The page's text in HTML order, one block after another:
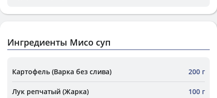
Ингредиенты Мисо суп
Картофель (Варка без слива) 200 г
Лук репчатый (Жарка) 100 г